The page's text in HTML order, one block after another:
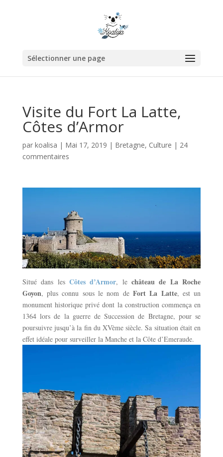
Sélectionner une page
Visite du Fort La Latte,
Côtes d’Armor
par koalisa | Mai 17, 2019 | Bretagne, Culture | 24
commentaires
Situé dans lesCôtes d’Armor, lechâteau de La Roche
Goyon, plus connu sous le nom de Fort La Latte, est un
monument historique privé dont la construction commença en
1364 lors de la guerre de Succession de Bretagne, pour se
poursuivre jusqu’à la fin du XVème siècle. Sa situation était en
effet idéale pour surveiller la Manche et la Côte d’Emeraude.